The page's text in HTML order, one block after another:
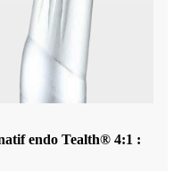
endo Tealth® 4:1 :